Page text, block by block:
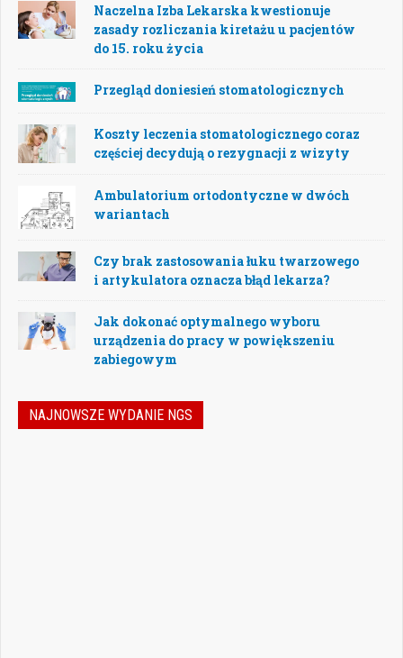
Naczelna Izba Lekarska kwestionuje
zasady rozliczania kiretażu u pacjentów
do 15. roku życia
Przegląd doniesień stomatologicznych
Koszty leczenia stomatologicznego coraz
częściej decydują o rezygnacji z wizyty
Ambulatorium ortodontyczne w dwóch
wariantach
Czy brak zastosowania łuku twarzowego
i artykulatora oznacza błąd lekarza?
Jak dokonać optymalnego wyboru
urządzenia do pracy w powiększeniu
zabiegowym
NAJNOWSZE WYDANIE NGS